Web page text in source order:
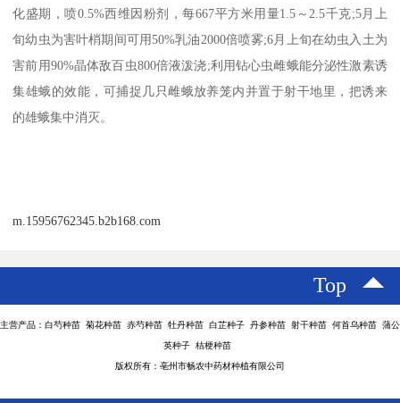
化盛期，喷0.5%西维因粉剂，每667平方米用量1.5～2.5千克;5月上
旬幼虫为害叶梢期间可用50%乳油2000倍喷雾;6月上旬在幼虫入土为
害前用90%晶体敌百虫800倍液泼浇;利用钻心虫雌蛾能分泌性激素诱
集雄蛾的效能，可捕捉几只雌蛾放养笼内并置于射干地里，把诱来
的雄蛾集中消灭。
m.15956762345.b2b168.com
Top
主营产品：白芍种苗 菊花种苗 赤芍种苗 牡丹种苗 白芷种子 丹参种苗 射干种苗 何首乌种苗 蒲公
英种子 桔梗种苗
版权所有：亳州市畅农中药材种植有限公司